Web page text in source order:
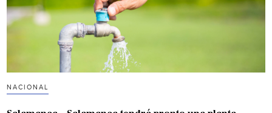
NACIONAL